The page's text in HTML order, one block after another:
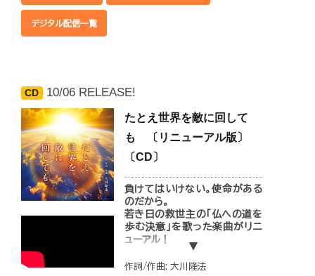
（歌 大澤美也子）
2.「女の悟り-Renewal ver.」
（Instrumental）
デジタル配信一覧
CD 10/06 RELEASE!
たとえ世界を敵に回して
も 〔リニューアル版〕
〔CD〕
負けてはいけない。使命がある
のだから。
若き日の救世主の「仏への道を
歩む決意」を歌った楽曲がリニ
ューアル！
幸福の科学グループ大川隆法総
作詞/作曲: 大川隆法